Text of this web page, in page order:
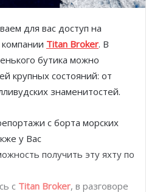
для вас доступ на
Titan Broker. В
бутика можно
крупных состояний: от
знаменитостей.
с борта морских
у Вас
получить эту яхту по
с Titan Broker, в разговоре